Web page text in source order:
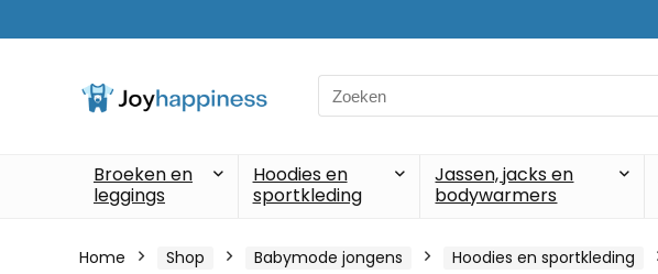
Search
for:
Broeken en
leggings
Hoodies en
sportkleding
Jassen, jacks en
bodywarmers
Home Shop Babymode jongens Hoodies en sportkleding